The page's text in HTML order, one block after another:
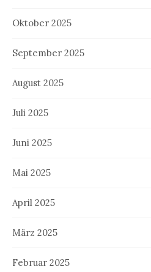
Oktober 2025
September 2025
August 2025
Juli 2025
Juni 2025
Mai 2025
April 2025
März 2025
Februar 2025